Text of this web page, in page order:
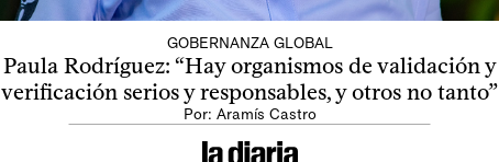
GOBERNANZA GLOBAL
Paula Rodríguez: “Hay organismos de validación y
verificación serios y responsables, y otros no tanto”
Por: Aramís Castro